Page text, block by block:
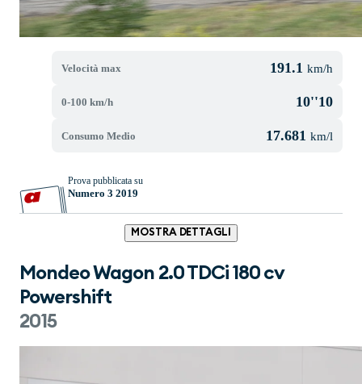
Velocità max 191.1 km/h
0-100 km/h 10''10
Consumo Medio 17.681 km/l
Prova pubblicata su
Numero 3 2019
MOSTRA DETTAGLI
Mondeo Wagon 2.0 TDCi 180 cv
Powershift
2015